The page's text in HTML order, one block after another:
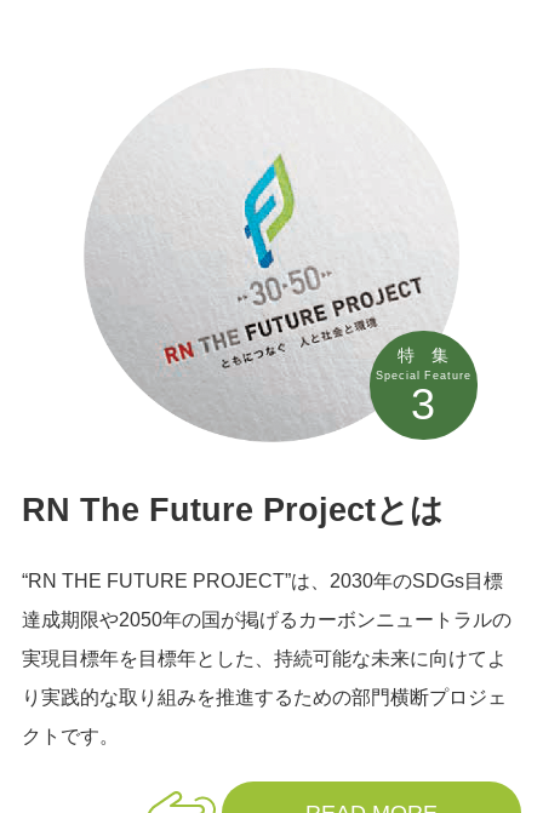
特 集
Special Feature
3
RN The Future Projectとは
“RN THE FUTURE PROJECT”は、2030年のSDGs目標
達成期限や2050年の国が掲げるカーボンニュートラルの
実現目標年を目標年とした、持続可能な未来に向けてよ
り実践的な取り組みを推進するための部門横断プロジェ
クトです。